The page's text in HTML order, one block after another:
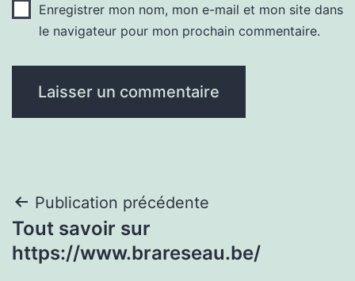
Enregistrer mon nom, mon e-mail et mon site dans
le navigateur pour mon prochain commentaire.
Navigation
de
Publication précédente
Tout savoir sur
https://www.brareseau.be/